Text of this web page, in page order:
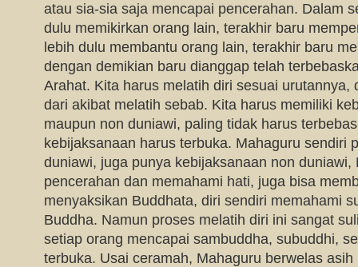
atau sia-sia saja mencapai pencerahan. Dalam
dulu memikirkan orang lain, terakhir baru
lebih dulu membantu orang lain, terakhir baru
dengan demikian baru dianggap telah
Arahat. Kita harus melatih diri sesuai urutannya,
dari akibat melatih sebab. Kita harus memiliki
maupun non duniawi, paling tidak harus
kebijaksanaan harus terbuka. Mahaguru sendiri
duniawi, juga punya kebijaksanaan non duniawi,
pencerahan dan memahami hati, juga bisa
menyaksikan Buddhata, diri sendiri memahami
Buddha. Namun proses melatih diri ini sangat
setiap orang mencapai sambuddha, subuddhi,
terbuka. Usai ceramah, Mahaguru berwelas